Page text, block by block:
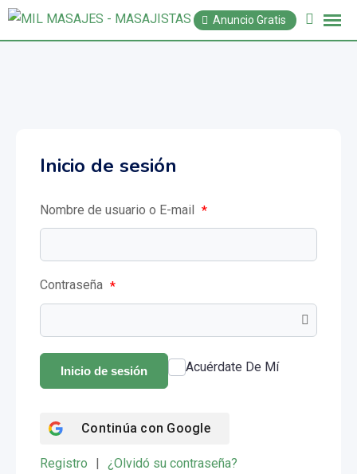
Anuncio Gratis
Inicio de sesión
Nombre de usuario o E-mail *
Contraseña *
Inicio de sesión Acuérdate De Mí
Continúa con Google
Registro | ¿Olvidó su contraseña?